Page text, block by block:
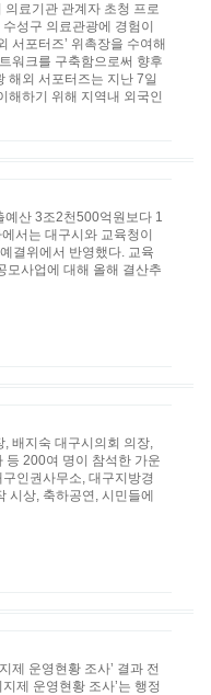
료기관 관계자 초청 프로
성구 의료관광에 경험이
서포터즈’ 위촉장을 수여해
워크를 구축함으로써 향후
해외 서포터즈는 지난 7일
해하기 위해 지역내 외국인
예산 3조2천500억원보다 1
서는 대구시와 교육청이
결위에서 반영했다. 교육
모사업에 대해 올해 결산추
배지숙 대구시의회 의장,
등 200여 명이 참석한 가운
인권사무소, 대구지방경
시상, 축하공연, 시민들에
제 운영현황 조사’ 결과 전
제 운영현황 조사’는 행정